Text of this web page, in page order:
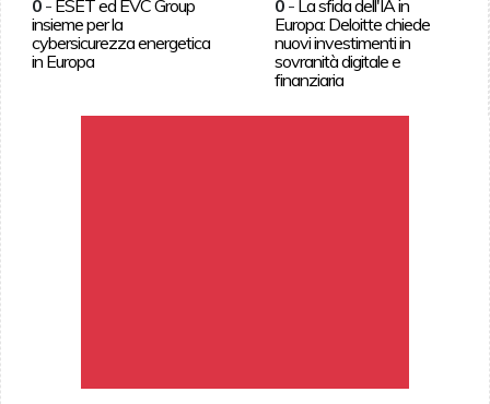
0- ESET ed EVC Group
insieme per la
cybersicurezza energetica
in Europa
0 - La sfida dell'IA in
Europa: Deloitte chiede
nuovi investimenti in
sovranità digitale e
finanziaria